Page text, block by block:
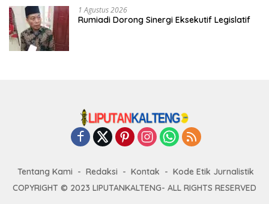
1 Agustus 2026
Rumiadi Dorong Sinergi Eksekutif Legislatif
Tentang Kami Redaksi Kontak
Kode Etik Jurnalistik
COPYRIGHT © 2023 LIPUTANKALTENG- ALL RIGHTS RESERVED